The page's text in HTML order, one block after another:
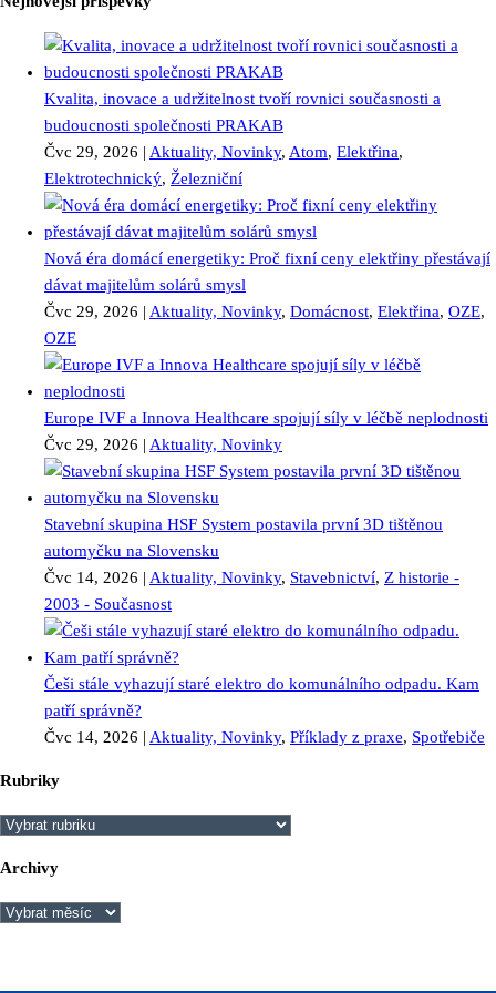
Kvalita, inovace a udržitelnost tvoří rovnici současnosti a
budoucnosti společnosti PRAKAB
Čvc 29, 2026 | Aktuality, Novinky, Atom, Elektřina,
Elektrotechnický, Železniční
Nová éra domácí energetiky: Proč fixní ceny elektřiny přestávají
dávat majitelům solárů smysl
Čvc 29, 2026 | Aktuality, Novinky, Domácnost, Elektřina, OZE,
OZE
Europe IVF a Innova Healthcare spojují síly v léčbě neplodnosti
Čvc 29, 2026 | Aktuality, Novinky
Stavební skupina HSF System postavila první 3D tištěnou
automyčku na Slovensku
Čvc 14, 2026 | Aktuality, Novinky, Stavebnictví, Z historie -
2003 - Současnost
Češi stále vyhazují staré elektro do komunálního odpadu. Kam
patří správně?
Čvc 14, 2026 | Aktuality, Novinky, Příklady z praxe, Spotřebiče
Rubriky
Rubriky
Archivy
Archivy